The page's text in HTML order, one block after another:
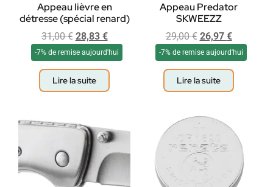
Appeau lièvre en
détresse (spécial renard)
31,00€ 28,83 €
-7% de remise aujourd'hui
Lire la suite
Appeau Predator
SKWEEZZ
29,00€ 26,97 €
-7% de remise aujourd'hui
Lire la suite